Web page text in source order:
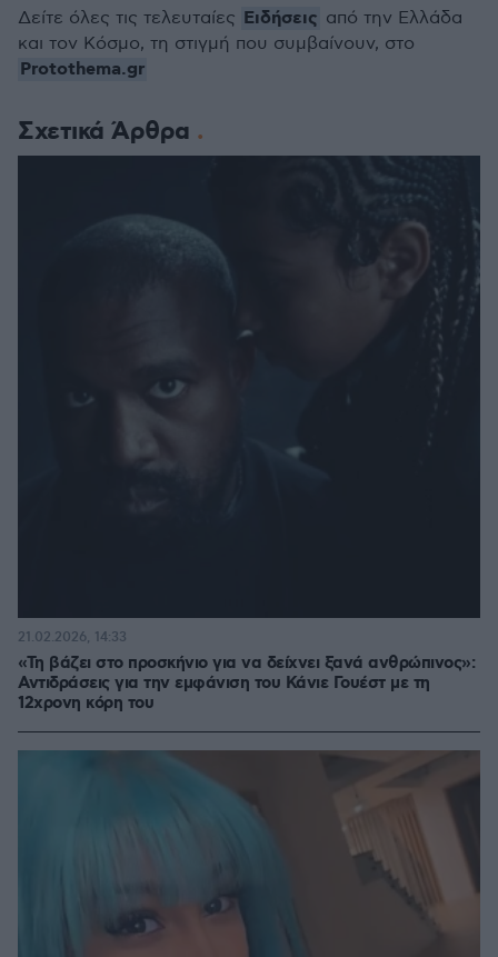
Σχετικά Άρθρα
«Τη βάζει στο προσκήνιο για να δείχνει ξανά ανθρώπινος»:
Αντιδράσεις για την εμφάνιση του Κάνιε Γουέστ με τη
12χρονη κόρη του
21.02.2026, 14:33
Δείτε όλες τις τελευταίες Ειδήσεις από την Ελλάδα
και τον Κόσμο, τη στιγμή που συμβαίνουν, στο
Protothema.gr